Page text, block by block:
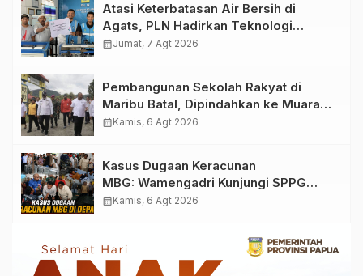
Atasi Keterbatasan Air Bersih di
Agats, PLN Hadirkan Teknologi
Desalinasi untuk Masjid Saiful Al-
calendar_monthJumat, 7 Agt 2026
Pembangunan Sekolah Rakyat di
Maribu Batal, Dipindahkan ke Muara
Tami, Ini Sebabnya
calendar_monthKamis, 6 Agt 2026
Kasus Dugaan Keracunan
MBG: Wamengadri Kunjungi SPPG
Yayasan KIS Papua, Ini yang
calendar_monthKamis, 6 Agt 2026